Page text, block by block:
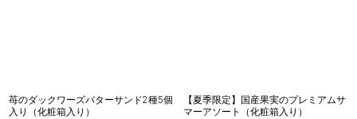
苺のダックワーズバターサンド2種5個
入り（化粧箱入り）
【夏季限定】国産果実のプレミアムサ
マーアソート（化粧箱入り）